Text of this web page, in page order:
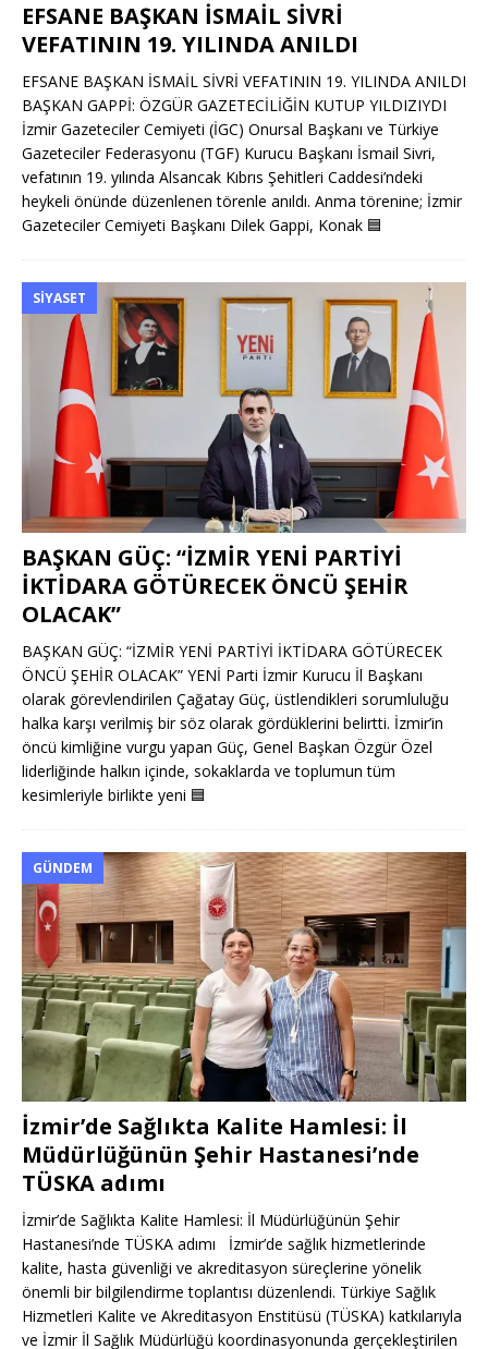
EFSANE BAŞKAN İSMAİL SİVRİ
VEFATININ 19. YILINDA ANILDI
EFSANE BAŞKAN İSMAİL SİVRİ VEFATININ 19. YILINDA ANILDI
BAŞKAN GAPPİ: ÖZGÜR GAZETECİLİĞİN KUTUP YILDIZIYDI
İzmir Gazeteciler Cemiyeti (İGC) Onursal Başkanı ve Türkiye
Gazeteciler Federasyonu (TGF) Kurucu Başkanı İsmail Sivri,
vefatının 19. yılında Alsancak Kıbrıs Şehitleri Caddesi’ndeki
heykeli önünde düzenlenen törenle anıldı. Anma törenine; İzmir
Gazeteciler Cemiyeti Başkanı Dilek Gappi, Konak 🟦
SIYASET
BAŞKAN GÜÇ: “İZMİR YENİ PARTİYİ
İKTİDARA GÖTÜRECEK ÖNCÜ ŞEHİR
OLACAK”
BAŞKAN GÜÇ: “İZMİR YENİ PARTİYİ İKTİDARA GÖTÜRECEK
ÖNCÜ ŞEHİR OLACAK” YENİ Parti İzmir Kurucu İl Başkanı
olarak görevlendirilen Çağatay Güç, üstlendikleri sorumluluğu
halka karşı verilmiş bir söz olarak gördüklerini belirtti. İzmir’in
öncü kimliğine vurgu yapan Güç, Genel Başkan Özgür Özel
liderliğinde halkın içinde, sokaklarda ve toplumun tüm
kesimleriyle birlikte yeni 🟦
GÜNDEM
İzmir’de Sağlıkta Kalite Hamlesi: İl
Müdürlüğünün Şehir Hastanesi’nde
TÜSKA adımı
İzmir’de Sağlıkta Kalite Hamlesi: İl Müdürlüğünün Şehir
Hastanesi’nde TÜSKA adımı İzmir’de sağlık hizmetlerinde
kalite, hasta güvenliği ve akreditasyon süreçlerine yönelik
önemli bir bilgilendirme toplantısı düzenlendi. Türkiye Sağlık
Hizmetleri Kalite ve Akreditasyon Enstitüsü (TÜSKA) katkılarıyla
ve İzmir İl Sağlık Müdürlüğü koordinasyonunda gerçekleştirilen